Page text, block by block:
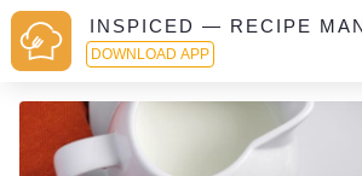
INSPICED — RECIPE
DOWNLOAD APP